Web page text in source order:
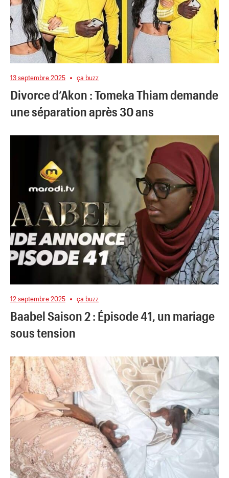
13 septembre 2025 ça buzz
Divorce d’Akon : Tomeka Thiam demande
une séparation après 30 ans
12 septembre 2025 ça buzz
Baabel Saison 2 : Épisode 41, un mariage
sous tension